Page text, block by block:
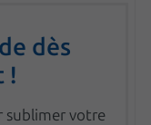
dès
!
sublimer votre